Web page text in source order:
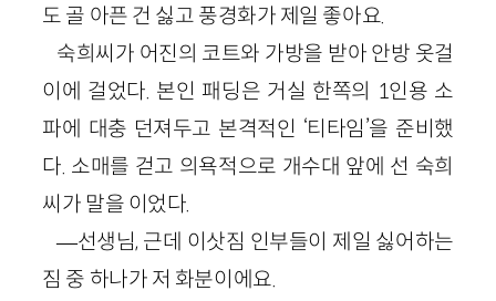
도 골 아픈 건 싫고 풍경화가 제일 좋아요.
숙희씨가 어진의 코트와 가방을 받아 안방 옷걸
이에 걸었다. 본인 패딩은 거실 한쪽의 1인용 소
파에 대충 던져두고 본격적인 ‘티타임’을 준비했
다. 소매를 걷고 의욕적으로 개수대 앞에 선 숙희
씨가 말을 이었다.
―선생님, 근데 이삿짐 인부들이 제일 싫어하는
짐 중 하나가 저 화분이에요.